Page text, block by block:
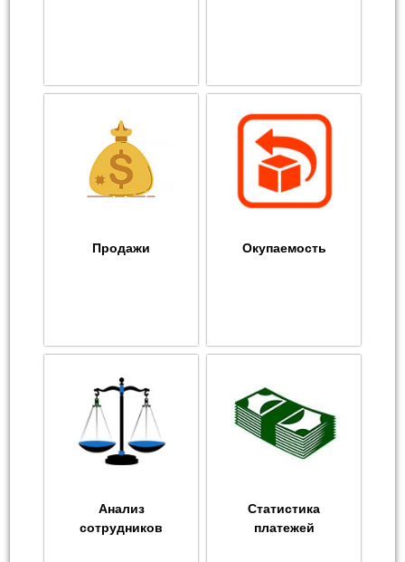
Продажи Окупаемость
Анализ
сотрудников
Статистика
платежей